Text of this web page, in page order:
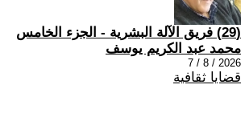
(29) فريق الآلة البشرية - الجزء الخامس
محمد عبد الكريم يوسف
2026 / 8 / 7
قضايا ثقافية